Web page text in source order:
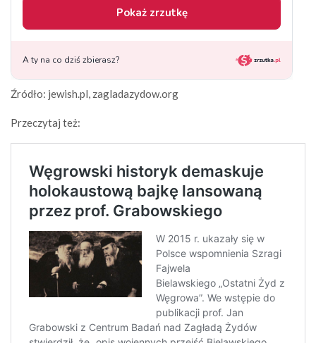
Źródło: jewish.pl, zagladazydow.org
Przeczytaj też: